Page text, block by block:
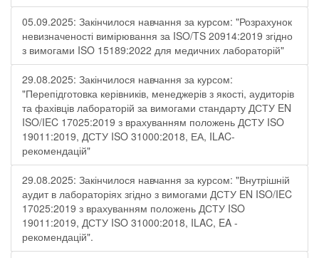
05.09.2025: Закінчилося навчання за курсом: "Розрахунок
невизначеності вимірювання за ISO/TS 20914:2019 згідно
з вимогами ISO 15189:2022 для медичних лабораторій"
29.08.2025: Закінчилося навчання за курсом:
"Перепідготовка керівників, менеджерів з якості, аудиторів
та фахівців лабораторій за вимогами стандарту ДСТУ EN
ISO/IEC 17025:2019 з врахуванням положень ДСТУ ISO
19011:2019, ДСТУ ISO 31000:2018, ЕА, ILAC-
рекомендацій"
29.08.2025: Закінчилося навчання за курсом: "Внутрішній
аудит в лабораторіях згідно з вимогами ДСТУ EN ISO/IEC
17025:2019 з врахуванням положень ДСТУ ISO
19011:2019, ДСТУ ISO 31000:2018, ILAC, EA -
рекомендацій".